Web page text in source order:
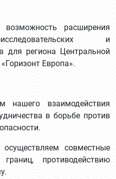
возможность расширения
и
для региона Центральной
Европа».
нашего взаимодействия
в борьбе против
совместные
противодействию